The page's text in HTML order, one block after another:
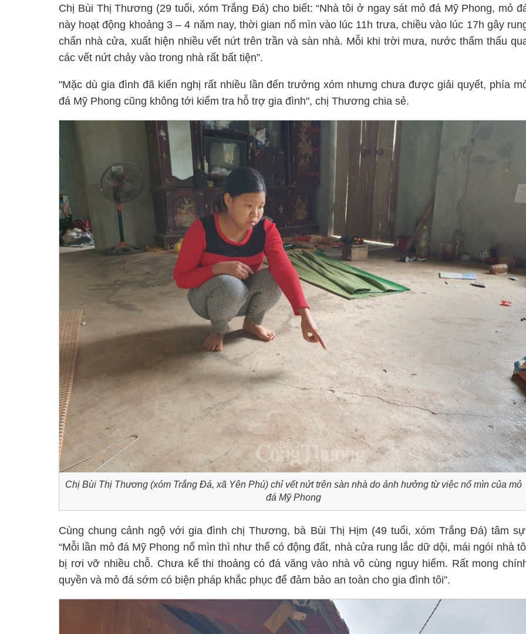
Chị Bùi Thị Thương (29 tuổi, xóm Trắng Đá) cho biết: “Nhà tôi ở ngay sát mỏ đá Mỹ Phong, mỏ
này hoạt động khoảng 3 – 4 năm nay, thời gian nổ mìn vào lúc 11h trưa, chiều vào lúc 17h gây
chấn nhà cửa, xuất hiện nhiều vết nứt trên trần và sàn nhà. Mỗi khi trời mưa, nước thẩm thấu
các vết nứt chảy vào trong nhà rất bất tiện”.
"Mặc dù gia đình đã kiến nghị rất nhiều lần đến trưởng xóm nhưng chưa được giải quyết, phía
đá Mỹ Phong cũng không tới kiểm tra hỗ trợ gia đình", chị Thương chia sẻ.
Chị Bùi Thị Thương (xóm Trắng Đá, xã Yên Phú) chỉ vết nứt trên sàn nhà do ảnh hưởng từ việc nổ mìn của mỏ
đá Mỹ Phong
Cùng chung cảnh ngộ với gia đình chị Thương, bà Bùi Thị Hịm (49 tuổi, xóm Trắng Đá) tâm
“Mỗi lần mỏ đá Mỹ Phong nổ mìn thì như thể có động đất, nhà cửa rung lắc dữ dội, mái ngói nhà
bị rơi vỡ nhiều chỗ. Chưa kể thi thoảng có đá văng vào nhà vô cùng nguy hiểm. Rất mong
quyền và mỏ đá sớm có biện pháp khắc phục để đảm bảo an toàn cho gia đình tôi”.